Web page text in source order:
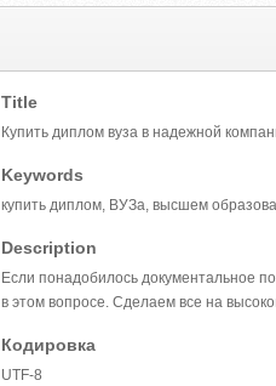
Title
Купить диплом вуза в надежной
Keywords
купить диплом, ВУЗа, высшем
Description
Если понадобилось документальное
в этом вопросе. Сделаем все на высоко
Кодировка
UTF-8